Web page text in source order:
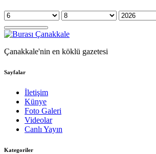
Çanakkale'nin en köklü gazetesi
Sayfalar
İletişim
Künye
Foto Galeri
Videolar
Canlı Yayın
Kategoriler